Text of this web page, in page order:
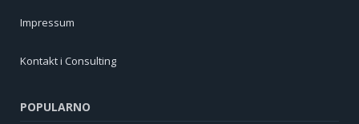
Impressum
Kontakt i Consulting
POPULARNO